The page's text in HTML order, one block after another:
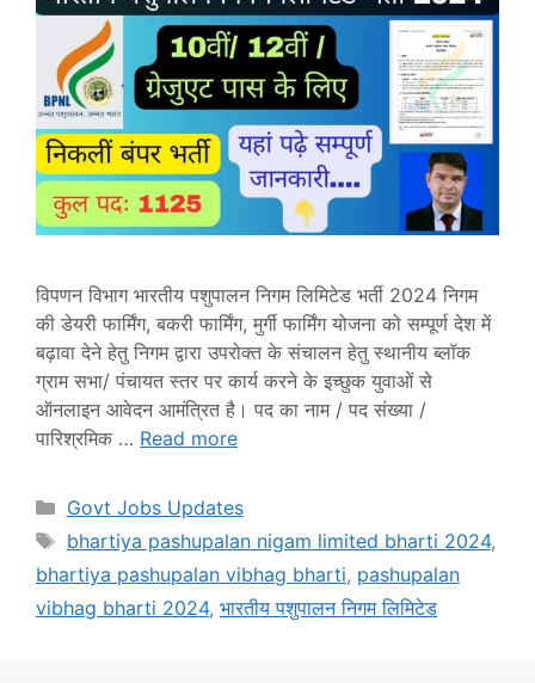
विपणन विभाग भारतीय पशुपालन निगम लिमिटेड भर्ती 2024 निगम
की डेयरी फार्मिंग, बकरी फार्मिंग, मुर्गी फार्मिंग योजना को सम्पूर्ण देश में
बढ़ावा देने हेतु निगम ‌द्वारा उपरोक्त के संचालन हेतु स्थानीय ब्लॉक
ग्राम सभा/ पंचायत स्तर पर कार्य करने के इच्छुक युवाओं से
ऑनलाइन आवेदन आमंत्रित है। पद का नाम / पद संख्या /
पारिश्रमिक … Read more
Categories
Govt Jobs Updates
Tags
bhartiya pashupalan nigam limited bharti 2024,
bhartiya pashupalan vibhag bharti, pashupalan
vibhag bharti 2024, भारतीय पशुपालन निगम लिमिटेड